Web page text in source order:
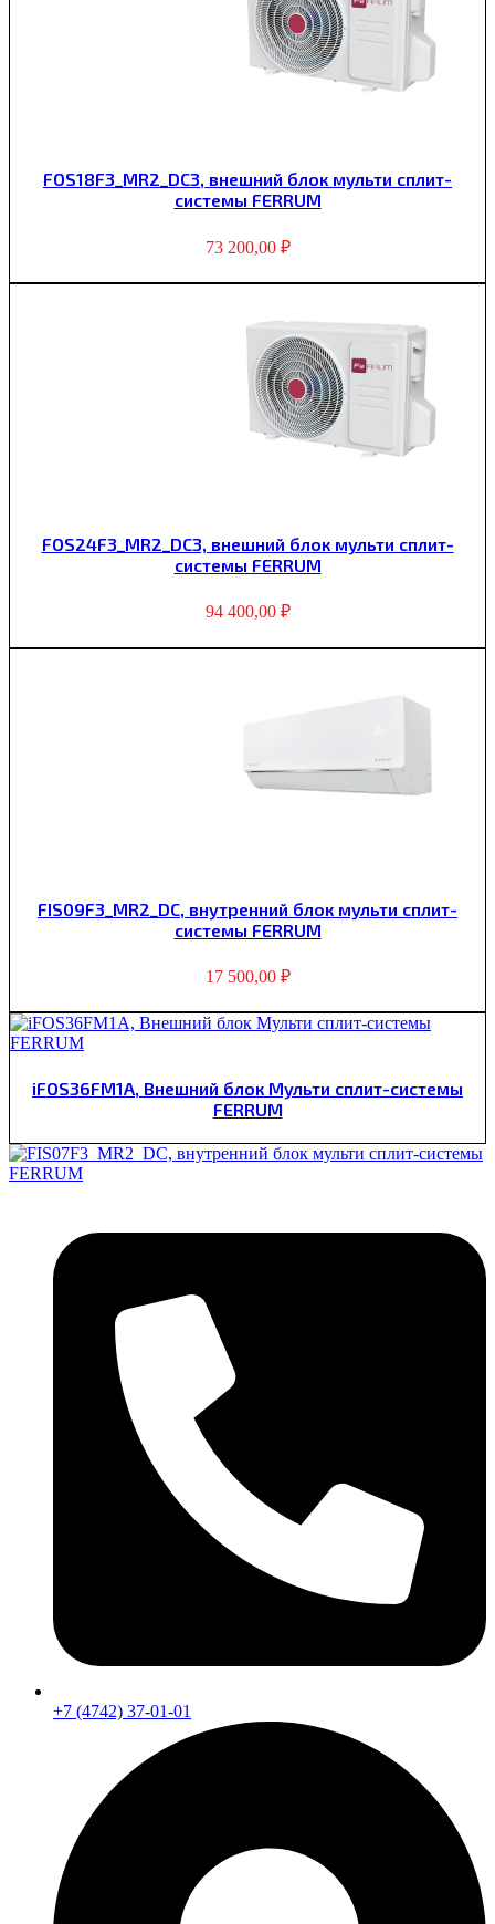
FOS18F3_MR2_DC3, внешний блок мульти сплит-
системы FERRUM
73 200,00 ₽
FOS24F3_MR2_DC3, внешний блок мульти сплит-
системы FERRUM
94 400,00 ₽
FIS09F3_MR2_DC, внутренний блок мульти сплит-
системы FERRUM
17 500,00 ₽
iFOS36FM1A, Внешний блок Мульти сплит-системы
FERRUM
+7 (4742) 37-01-01